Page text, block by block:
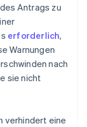
Antrags zu
erforderlich,
Warnungen
nach
sie nicht
verhindert eine